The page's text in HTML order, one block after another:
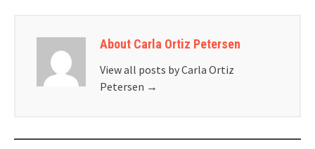
About Carla Ortiz Petersen
View all posts by Carla Ortiz
Petersen →